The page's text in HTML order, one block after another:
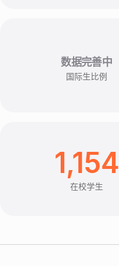
数据完善中
国际生比例
1,154
在校学生